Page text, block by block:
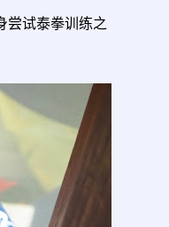
尝试泰拳训练之